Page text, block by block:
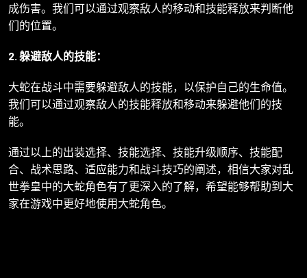
成伤害。我们可以通过观察敌人的移动和技能释放来判断他
们的位置。
2. 躲避敌人的技能：
大蛇在战斗中需要躲避敌人的技能，以保护自己的生命值。
我们可以通过观察敌人的技能释放和移动来躲避他们的技
能。
通过以上的出装选择、技能选择、技能升级顺序、技能配
合、战术思路、适应能力和战斗技巧的阐述，相信大家对乱
世拳皇中的大蛇角色有了更深入的了解，希望能够帮助到大
家在游戏中更好地使用大蛇角色。